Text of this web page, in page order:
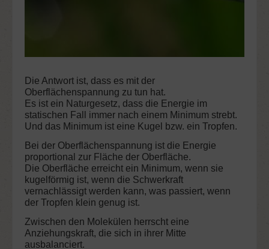
Die Antwort ist, dass es mit der
Oberflächenspannung zu tun hat.
Es ist ein Naturgesetz, dass die Energie im
statischen Fall immer nach einem Minimum strebt.
Und das Minimum ist eine Kugel bzw. ein Tropfen.
Bei der Oberflächenspannung ist die Energie
proportional zur Fläche der Oberfläche.
Die Oberfläche erreicht ein Minimum, wenn sie
kugelförmig ist, wenn die Schwerkraft
vernachlässigt werden kann, was passiert, wenn
der Tropfen klein genug ist.
Zwischen den Molekülen herrscht eine
Anziehungskraft, die sich in ihrer Mitte
ausbalanciert.